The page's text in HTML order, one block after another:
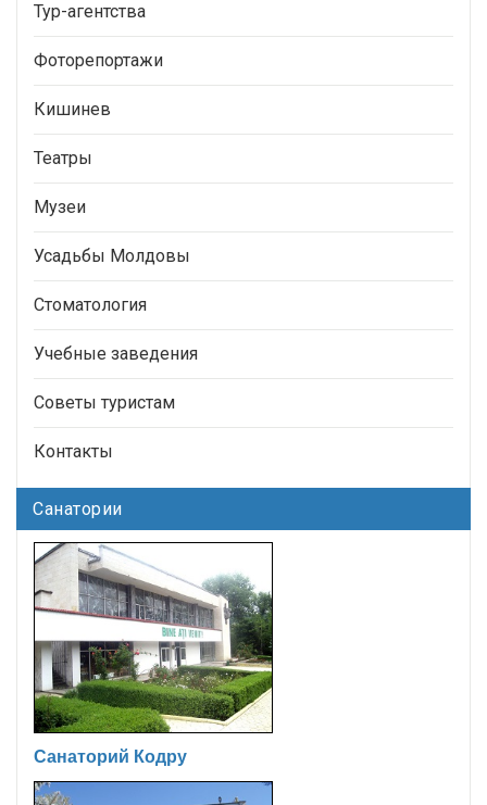
Тур-агентства
Фоторепортажи
Кишинев
Театры
Музеи
Усадьбы Молдовы
Стоматология
Учебные заведения
Советы туристам
Контакты
Санатории
Санаторий Кодру